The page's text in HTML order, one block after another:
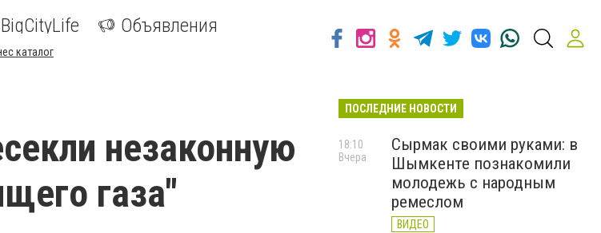
BigCityLife Объявления
каталог
незаконную
газа"
ПОСЛЕДНИЕ НОВОСТИ
Сырмак своими руками: в
Шымкенте познакомили
молодежь с народным
ремеслом
ВИДЕО
18:10
Вчера